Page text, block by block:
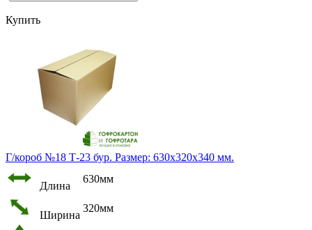
Купить
Г/короб №18 Т-23 бур. Размер: 630х320х340 мм.
Длина
630мм
Ширина
320мм